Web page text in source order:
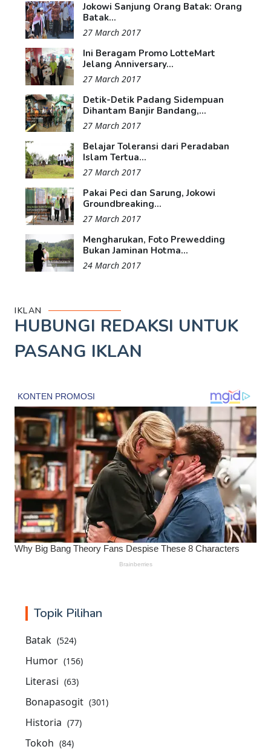
Jokowi Sanjung Orang Batak: Orang
Batak...
27 March 2017
Ini Beragam Promo LotteMart
Jelang Anniversary...
27 March 2017
Detik-Detik Padang Sidempuan
Dihantam Banjir Bandang,...
27 March 2017
Belajar Toleransi dari Peradaban
Islam Tertua...
27 March 2017
Pakai Peci dan Sarung, Jokowi
Groundbreaking...
27 March 2017
Mengharukan, Foto Prewedding
Bukan Jaminan Hotma...
24 March 2017
IKLAN
HUBUNGI REDAKSI UNTUK
PASANG IKLAN
Topik Pilihan
Batak (524)
Humor (156)
Literasi (63)
Bonapasogit (301)
Historia (77)
Tokoh (84)